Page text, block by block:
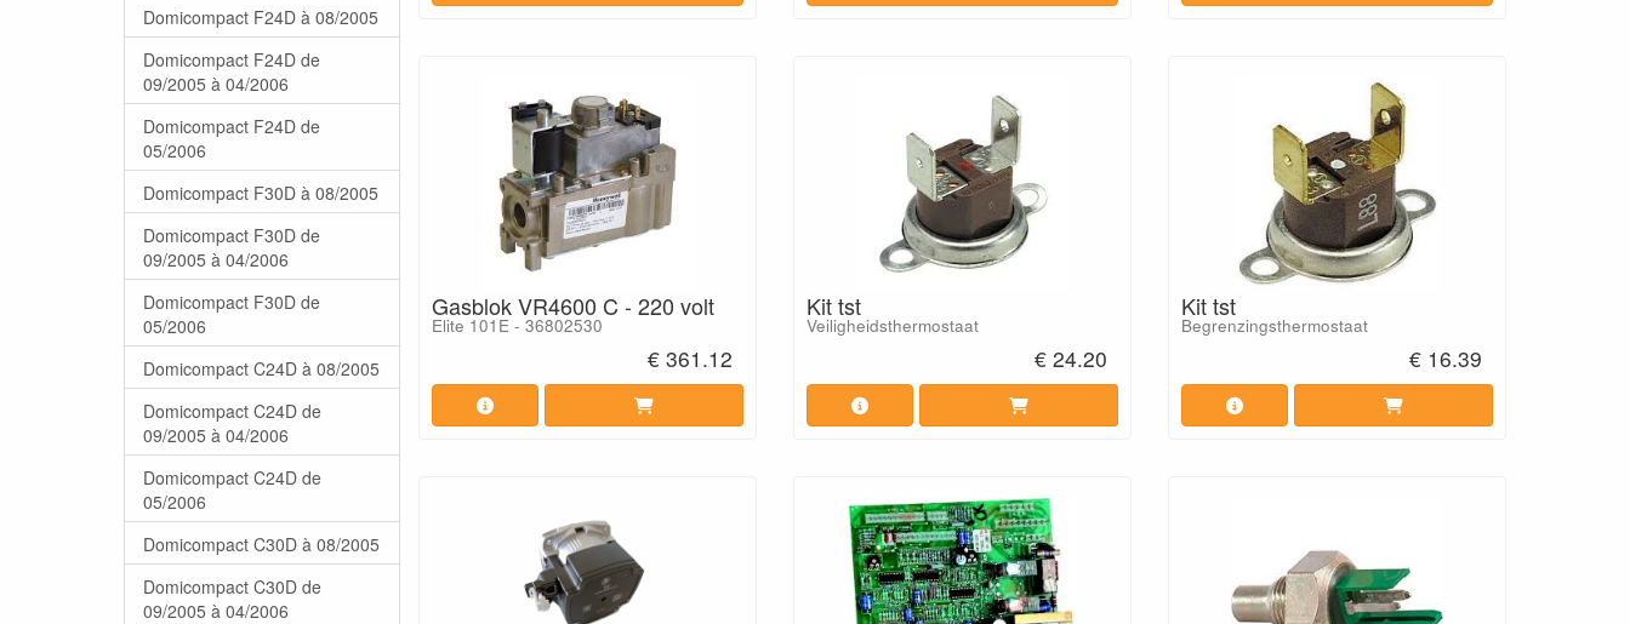
Domicompact F24D à 08/2005
Domicompact F24D de
09/2005 à 04/2006
Domicompact F24D de
05/2006
Domicompact F30D à 08/2005
Domicompact F30D de
09/2005 à 04/2006
Domicompact F30D de
05/2006
Domicompact C24D à 08/2005
Domicompact C24D de
09/2005 à 04/2006
Domicompact C24D de
05/2006
Domicompact C30D à 08/2005
Domicompact C30D de
09/2005 à 04/2006
Gasblok VR4600 C - 220 volt
Elite 101E - 36802530
€ 361.12
Kit tst
Veiligheidsthermostaat
€ 24.20
Kit tst
Begrenzingsthermostaat
€ 16.39